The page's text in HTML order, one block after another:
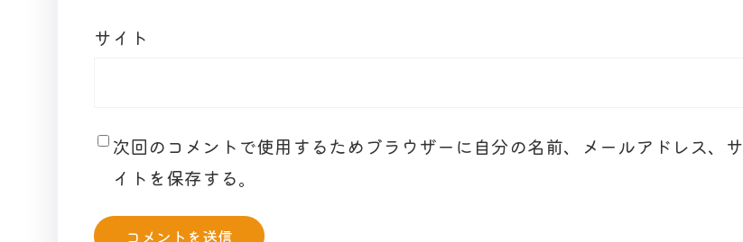
サイト
次回のコメントで使用するためブラウザーに自分の名前、メールアドレス、サ
イトを保存する。